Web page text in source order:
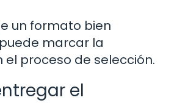
un formato bien
marcar la
el proceso de selección.
el